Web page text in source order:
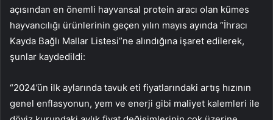
açısından en önemli hayvansal protein aracı olan kümes
hayvancılığı ürünlerinin geçen yılın mayıs ayında “İhracı
Kayda Bağlı Mallar Listesi”ne alındığına işaret edilerek,
şunlar kaydedildi:
“2024’ün ilk aylarında tavuk eti fiyatlarındaki artış hızının
genel enflasyonun, yem ve enerji gibi maliyet kalemleri ile